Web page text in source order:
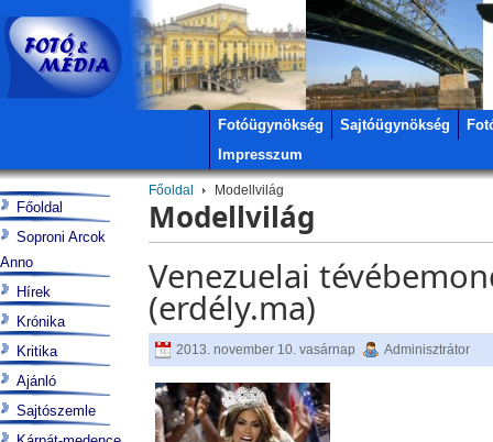
Fotóügynökség Sajtóügynökség
Impresszum
Főoldal Modellvilág
Modellvilág
Venezuelai
(erdély.ma)
2013. november 10. vasárnap Adminisztrátor
Főoldal
Soproni Arcok
Anno
Hírek
Krónika
Kritika
Ajánló
Sajtószemle